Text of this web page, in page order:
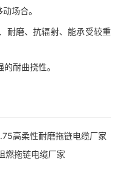
场合。
耐磨、抗辐射、能承受较重
耐曲挠性。
高柔性耐磨拖链电缆厂家
燃拖链电缆厂家